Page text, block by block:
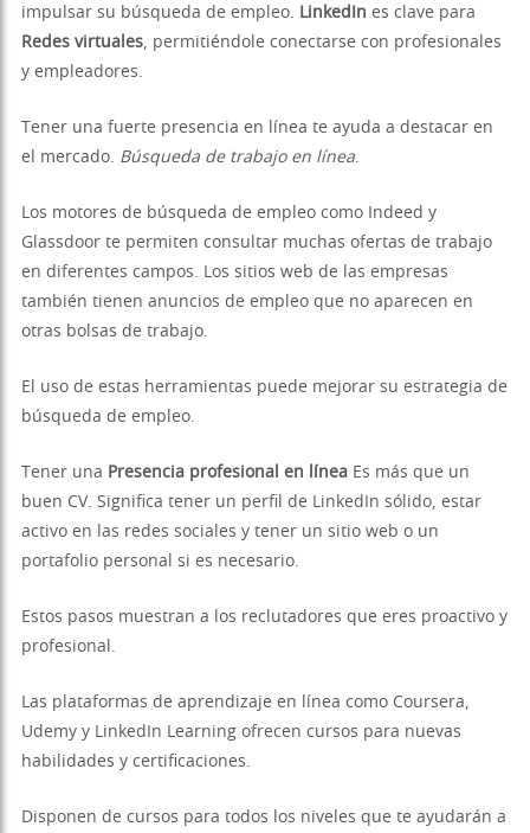
impulsar su búsqueda de empleo.
LinkedIn es clave para
Redes virtuales , permitiéndole conectarse con profesionales
y empleadores.
Tener una fuerte presencia en línea te ayuda a destacar en
el mercado. Búsqueda de trabajo en línea
Los motores de búsqueda de empleo como Indeed y
Glassdoor te permiten consultar muchas ofertas de trabajo
en diferentes campos. Los sitios web de las empresas
también tienen anuncios de empleo que no aparecen en
otras bolsas de trabajo.
El uso de estas herramientas puede mejorar su estrategia de
búsqueda de empleo.
Tener una Presencia profesional en línea Es más que un
buen CV. Significa tener un perfil de LinkedIn sólido, estar
activo en las redes sociales y tener un sitio web o un
portafolio personal si es necesario.
Estos pasos muestran a los reclutadores que eres proactivo y
profesional.
Las plataformas de aprendizaje en línea como Coursera,
Udemy y LinkedIn Learning ofrecen cursos para nuevas
habilidades y certificaciones.
Disponen de cursos para todos los niveles que te ayudarán a